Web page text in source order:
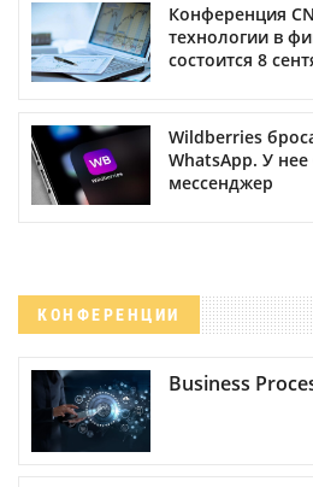
Конференция
технологии в
состоится 8
Wildberries
WhatsApp. У
мессенджер
КОНФЕРЕНЦИИ
Business